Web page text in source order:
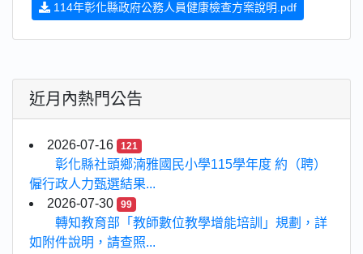
114年彰化縣政府公務人員健康檢查方案說明.pdf
近月內熱門公告
2026-07-16 121
彰化縣社頭鄉湳雅國民小學115學年度 約（聘）
僱行政人力甄選結果...
2026-07-30
99
轉知教育部「教師數位教學增能培訓」規劃，詳
如附件說明，請查照...